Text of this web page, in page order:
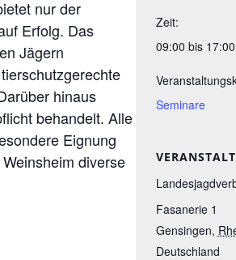
nur der
Erfolg. Das
Jägern
hinaus
behandelt. Alle
Eignung
diverse
Zeit:
09:00 bis 17:00
Seminare
Fasanerie 1
Gensingen,
Deutschland